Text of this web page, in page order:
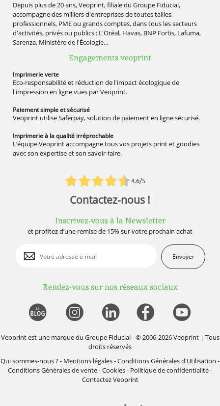
Depuis plus de 20 ans, Veoprint, filiale du Groupe Fiducial,
accompagne des milliers d'entreprises de toutes tailles,
professionnels, PME ou grands comptes, dans tous les secteurs
d'activités, privés ou publics : L'Oréal, Havas, BNP Fortis, Lafuma,
Sarenza, Ministère de l'Écologie…
Engagements veoprint
4.6/5
Imprimerieverte
Eco-responsabilité et réduction de l'impact écologique de
l'impression en ligne vues par Veoprint.
Paiement simpleet sécurisé
Veoprint utilise Saferpay, solution de paiement en ligne sécurisé.
Imprimerie à la qualité irréprochable
L’équipe Veoprint accompagne tous vos projets print et goodies
avec son expertise et son savoir-faire.
Contactez-nous !
Inscrivez-vous à la Newsletter
et profitez d’une remise de 15% sur votre prochain achat
Envoyer
Rendez-vous sur nos réseaux sociaux
Veoprint est une marque du Groupe Fiducial- © 2006-2026 Veoprint | Tous
droits réservés
Qui sommes-nous ?- Mentions légales-Conditions Générales d'Utilisation -
Conditions Générales de vente-Cookies- Politique de confidentialité-
Contactez Veoprint